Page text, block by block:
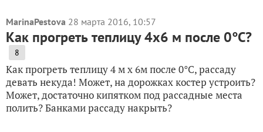
MarinaPestova 28 марта 2016, 10:57
Как прогреть теплицу 4х6 м после 0°C?
8
Как прогреть теплицу 4 м х 6м после 0°C, рассаду
девать некуда! Может, на дорожках костер устроить?
Может, достаточно кипятком под рассадные места
полить? Банками рассаду накрыть?